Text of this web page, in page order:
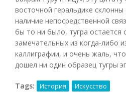
восточной геральдике склонны
наличие непосредственной
бы то ни было, тугра остается
замечательных из когда-либо
каллиграфии, и очень жаль,
дошел ни один образец тугры
Tags: История Искусство